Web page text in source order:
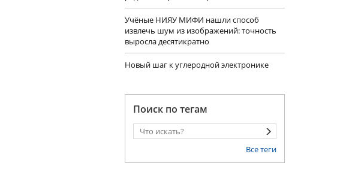
Учëные НИЯУ МИФИ нашли способ
извлечь шум из изображений: точность
выросла десятикратно
Новый шаг к углеродной электронике
Поиск по тегам
Все теги